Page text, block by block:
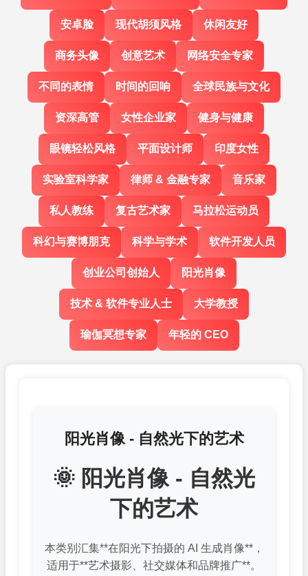
安卓脸 现代胡须风格 休闲友好
商务头像 创意艺术 网络安全专家
不同的表情 时间的回响 全球民族与文化
资深高管 女性企业家 健身与健康
眼镜轻松风格 平面设计师 印度女性
实验室科学家 律师 & 金融专家 音乐家
私人教练 复古艺术家 马拉松运动员
科幻与赛博朋克 科学与学术 软件开发人员
创业公司创始人 阳光肖像
技术 & 软件专业人士 大学教授
瑜伽冥想专家 年轻的 CEO
阳光肖像 - 自然光下的艺术
🌞 阳光肖像 - 自然光
下的艺术
本类别汇集**在阳光下拍摄的 AI 生成肖像**，
适用于**艺术摄影、社交媒体和品牌推广**。